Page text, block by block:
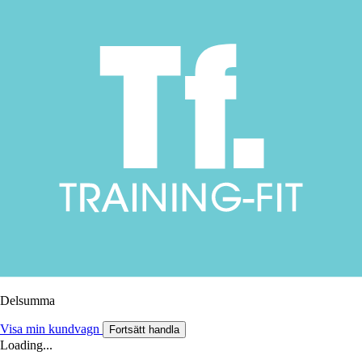
Delsumma
Visa min kundvagn Fortsätt handla
Loading...